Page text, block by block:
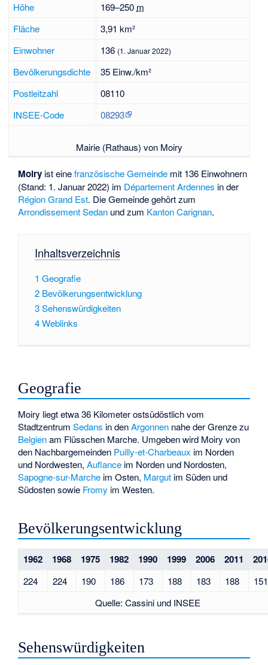
Höhe
169–250 m
Fläche
3,91 km²
Einwohner
136 (1. Januar 2022)
Bevölkerungsdichte
35 Einw./km²
Postleitzahl
08110
INSEE-Code
08293
Mairie (Rathaus) von Moiry
Moiry ist einefranzösische Gemeinde mit 136 Einwohnern
(Stand: 1. Januar 2022) im Département Ardennes in der
Région Grand Est. Die Gemeinde gehört zum
Arrondissement Sedan und zum Kanton Carignan.
Inhaltsverzeichnis
1 Geografie
2 Bevölkerungsentwicklung
3Sehenswürdigkeiten
4Weblinks
Geografie
Moiry liegt etwa 36 Kilometer ostsüdöstlich vom
StadtzentrumSedans in denArgonnen nahe der Grenze zu
Belgienam Flüsschen Marche. Umgeben wird Moiry von
den Nachbargemeinden Puilly-et-Charbeaux im Norden
und Nordwesten,Auflance im Norden und Nordosten,
Sapogne-sur-Marche im Osten, Margut im Süden und
Südosten sowie Fromy im Westen.
Bevölkerungsentwicklung
1962 1968 1975 1982 1990 1999 2006 2011
224 224 190 186 173 188 183 188
151
Quelle: Cassini und INSEE
Sehenswürdigkeiten